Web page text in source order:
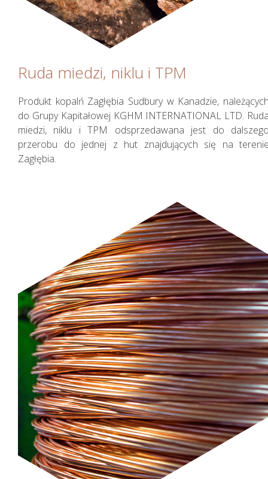
Ruda miedzi, niklu i TPM
Produkt kopalń Zagłębia Sudbury w Kanadzie,
do Grupy Kapitałowej KGHM INTERNATIONAL LTD.
miedzi, niklu i TPM odsprzedawana jest do
przerobu do jednej z hut znajdujących się na
Zagłębia.